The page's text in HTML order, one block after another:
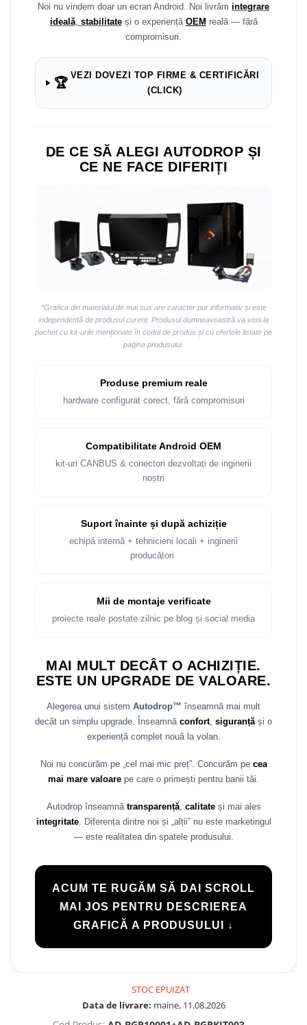
Daihatsu
Navigații auto universale
Navigații auto universale
Navigații universale 1DIN
Rame adaptoare auto
Rame adaptoare Volkswagen
Rame adaptoare Ford
Rame adaptoare Opel
Rame adaptoare Suzuki
Rame adaptoare Audi
Rame adaptoare Renault
Rame adaptoare Honda
Rame adaptoare Peugeot
Rame adaptoare Citroen
Rame adaptoare Daihatsu
Rame adaptoare Mazda
Rame adaptoare Alfa Romeo
Rame adaptoare Fiat
Rame adaptoare Hyundai
Rame adaptoare Mitsubishi
Noi nu vindem doar un ecran Android. Noi livrăm integrare
ideală, stabilitateși o experiență OEM reală — fără
compromisuri.
🏆
VEZI DOVEZI TOP FIRME & CERTIFICĂRI
(CLICK)
DE CE SĂ ALEGI AUTODROP ȘI
CE NE FACE DIFERIȚI
*Grafica din materialul de mai sus are caracter pur informativ și este
independentă de produsul curent. Produsul dumneavoastră va veni la
pachet cu kit-urile menționate în codul de produs și cu ofertele listate pe
pagina produsului.
Produse premium reale
hardware configurat corect, fără compromisuri
Compatibilitate Android OEM
kit-uri CANBUS & conectori dezvoltați de inginerii
noștri
Suport înainte și după achiziție
echipă internă + tehnicieni locali + inginerii
producători
Mii de montaje verificate
proiecte reale postate zilnic pe blog și social media
MAI MULT DECÂT O ACHIZIȚIE.
ESTE UN UPGRADE DE VALOARE.
Alegerea unui sistem Autodrop™ înseamnă mai mult
decât un simplu upgrade. Înseamnă confort, siguranțăși o
experiență complet nouă la volan.
Noi nu concurăm pe „cel mai mic preț”. Concurăm pe cea
mai mare valoare pe care o primești pentru banii tăi.
Autodrop înseamnă transparență, calitateși mai ales
integritate. Diferența dintre noi și „alții” nu este marketingul
— este realitatea din spatele produsului.
ACUM TE RUGĂM SĂ DAI SCROLL
MAI JOS PENTRU DESCRIEREA
GRAFICĂ A PRODUSULUI ↓
STOC EPUIZAT
Data de livrare: maine, 11.08.2026